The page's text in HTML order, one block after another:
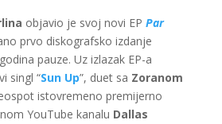
objavio je svoj novi EP Par
prvo diskografsko izdanje
pauze. Uz izlazak EP-a
singl “Sun Up”, duet sa Zoranom
istovremeno premijerno
YouTube kanalu Dallas